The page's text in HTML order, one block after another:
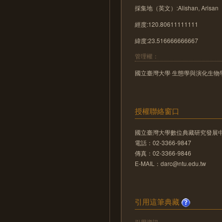
採集地（英文）:Alishan, Arisan
經度:120.80611111111
緯度:23.516666666667
管理權：
國立臺灣大學 生態學與演化生物
授權聯絡窗口
國立臺灣大學數位典藏研究發展
電話：02-3366-9847
傳真：02-3366-9846
E-MAIL：darc@ntu.edu.tw
引用這筆典藏